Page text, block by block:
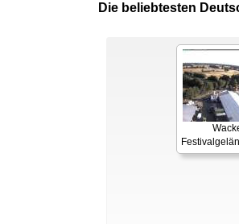
Die beliebtesten